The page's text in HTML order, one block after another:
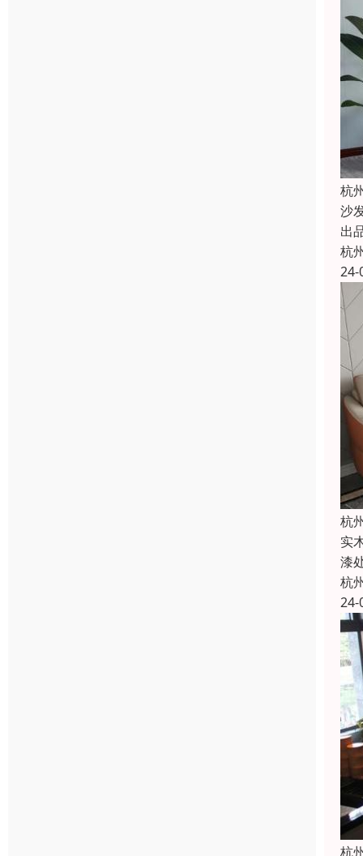
杭
沙
出
杭
24-
杭
实
漆
杭
24-
杭